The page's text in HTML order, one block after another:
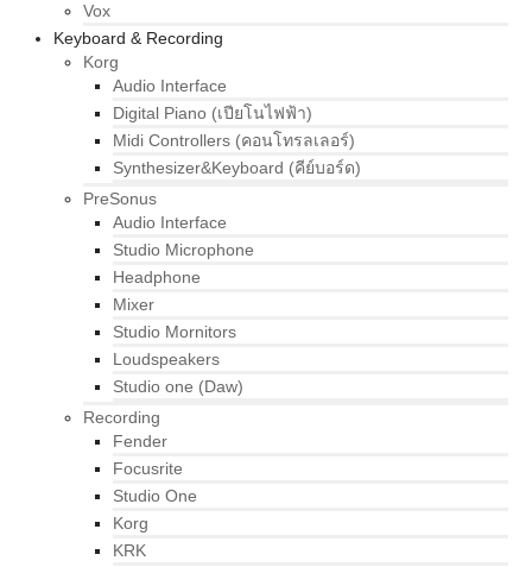
Vox
Keyboard & Recording
Korg
Audio Interface
Digital Piano (เปียโนไฟฟ้า)
Midi Controllers (คอนโทรลเลอร์)
Synthesizer&Keyboard (คีย์บอร์ด)
PreSonus
Audio Interface
Studio Microphone
Headphone
Mixer
Studio Mornitors
Loudspeakers
Studio one (Daw)
Recording
Fender
Focusrite
Studio One
Korg
KRK